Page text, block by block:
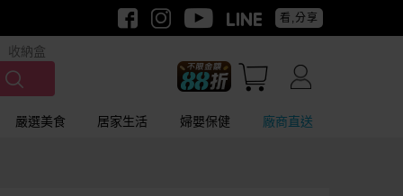
看,分享
收納盒
嚴選美食 居家生活 婦嬰保健 廠商直送